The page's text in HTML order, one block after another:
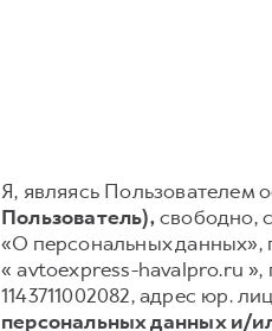
Я, являясь Пользователем
Пользователь),свободно,
«О персональных данных»,
« avtoexpress-havalpro.ru
1143711002082, адрес юр.
персональных данных и/